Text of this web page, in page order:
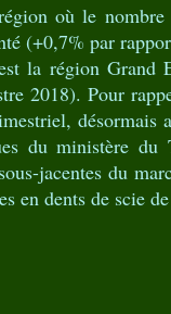
où le
(+0,7% par
la région Grand
2018). Pour
désormais
du ministère du
jacentes du
en dents de scie